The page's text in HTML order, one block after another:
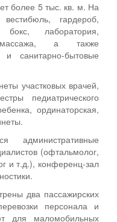
более 5 тыс. кв. м. На
гардероб,
бокс, лаборатория,
массажа, а также
и санитарно-бытовые
участковых врачей,
педиатрического
ординаторская,
(офтальмолог,
и т.д.), конференц-зал
два пассажирских
персонала и
для маломобильных